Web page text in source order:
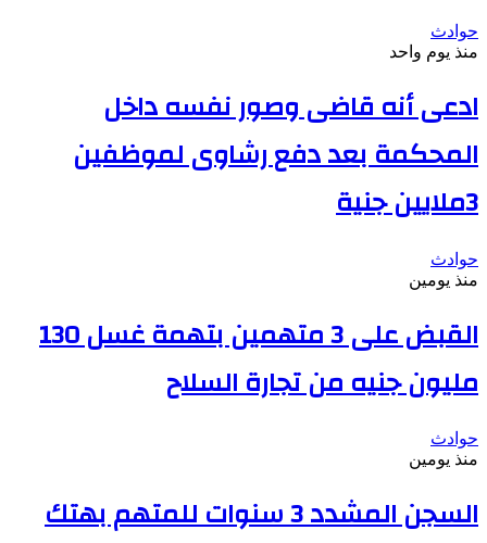
حوادث
منذ يوم واحد
ادعى أنه قاضى وصور نفسه داخل
المحكمة بعد دفع رشاوى لموظفين
3ملايين جنية
حوادث
منذ يومين
القبض على 3 متهمين بتهمة غسل 130
مليون جنيه من تجارة السلاح
حوادث
منذ يومين
السجن المشدد 3 سنوات للمتهم بهتك